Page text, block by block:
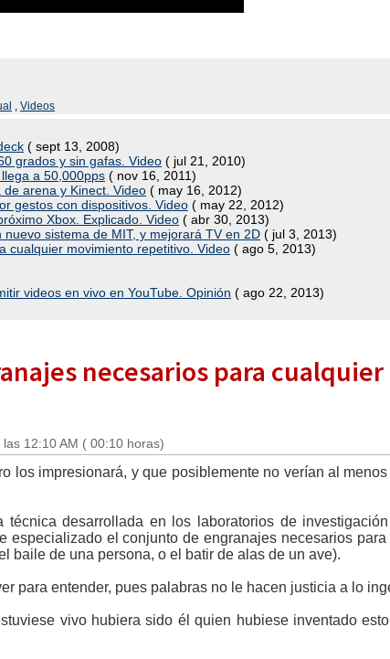
, Videos
( sept 13, 2008)
grados y sin gafas. Video ( jul 21, 2010)
a 50,000pps ( nov 16, 2011)
arena y Kinect. Video ( may 16, 2012)
gestos con dispositivos. Video ( may 22, 2012)
Xbox. Explicado. Video ( abr 30, 2013)
sistema de MIT, y mejorará TV en 2D ( jul 3, 2013)
cualquier movimiento repetitivo. Video ( ago 5, 2013)
videos en vivo en YouTube. Opinión ( ago 22, 2013)
necesarios para
12:10 AM ( 00:10 horas)
los impresionará, y que posiblemente no verían al
desarrollada en los laboratorios de
especializado el conjunto de engranajes necesarios
baile de una persona, o el batir de alas de un ave).
para entender, pues palabras no le hacen justicia a lo
vivo hubiera sido él quien hubiese inventado